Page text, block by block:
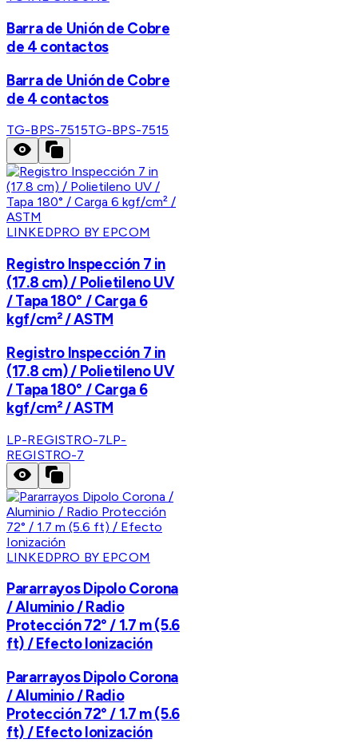
Barra de Unión de Cobre
de 4 contactos
Barra de Unión de Cobre
de 4 contactos
TG-BPS-7515TG-BPS-7515
LINKEDPRO BY EPCOM
Registro Inspección 7 in
(17.8 cm) / Polietileno UV
/ Tapa 180° / Carga 6
kgf/cm² / ASTM
Registro Inspección 7 in
(17.8 cm) / Polietileno UV
/ Tapa 180° / Carga 6
kgf/cm² / ASTM
LP-REGISTRO-7LP-
REGISTRO-7
LINKEDPRO BY EPCOM
Pararrayos Dipolo Corona
/ Aluminio / Radio
Protección 72° / 1.7 m (5.6
ft) / Efecto Ionización
Pararrayos Dipolo Corona
/ Aluminio / Radio
Protección 72° / 1.7 m (5.6
ft) / Efecto Ionización